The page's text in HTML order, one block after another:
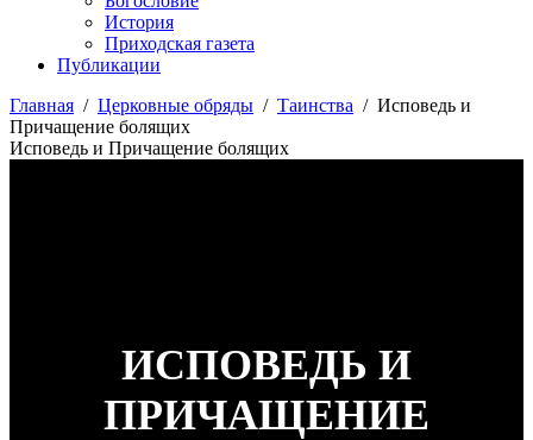
История
Приходская газета
Публикации
Главная / Церковные обряды / Таинства / Исповедь и
Причащение болящих
Исповедь и Причащение болящих
ИСПОВЕДЬ И
ПРИЧАЩЕНИЕ